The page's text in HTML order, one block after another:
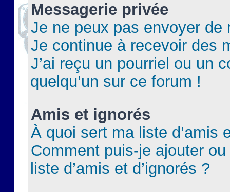
Messagerie privée
Je ne peux pas envoyer de
Je continue à recevoir des
J’ai reçu un pourriel ou un
quelqu’un sur ce forum !
Amis et ignorés
À quoi sert ma liste d’amis
Comment puis-je ajouter
liste d’amis et d’ignorés ?